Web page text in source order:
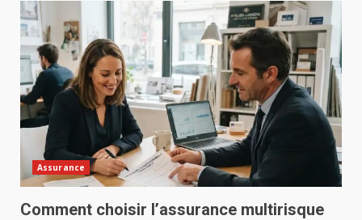
Assurance
Comment choisir l’assurance multirisque